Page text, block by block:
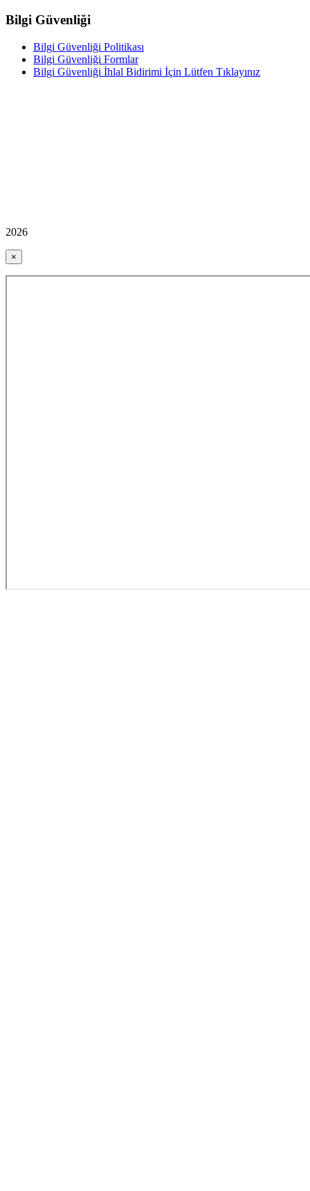
Bilgi Güvenliği
Bilgi Güvenliği Politikası
Bilgi Güvenliği Formlar
Bilgi Güvenliği İhlal Bidirimi İçin Lütfen Tıklayınız
2026
×